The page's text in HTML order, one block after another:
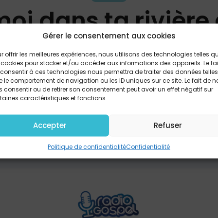
Gérer le consentement aux cookies
offrir les meilleures expériences, nous utilisons des technologies telles
pour stocker et/ou accéder aux informations des appareils. Le
à ces technologies nous permettra de traiter des données telles
le comportement de navigation ou les ID uniques sur ce site. Le fait de
consentir ou de retirer son consentement peut avoir un effet négatif sur
caractéristiques et fonctions.
Accepter Refuser
Politique de confidentialitéConfidentialité
dans ta rivière
MLK Music
PARTAGER